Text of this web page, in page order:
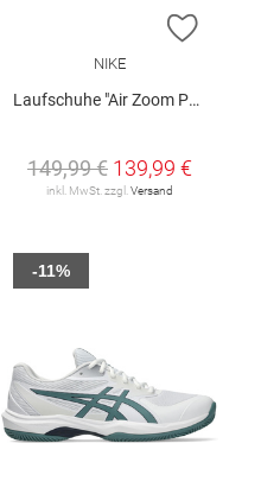
HINZUFÜGEN
ZUR
NIKE
Laufschuhe "Air Zoom Pegasus 42"
149,99 € 139,99 €
inkl. MwSt. zzgl. Versand
-11%